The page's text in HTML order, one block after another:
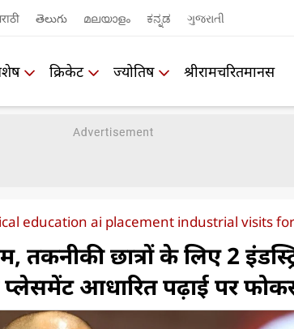
తెలుగు മലയാളം ಕನ್ನಡ ગુજરાતી
क्रिकेट ज्योतिष श्रीरामचरितमानस
education ai placement industrial visits
तकनीकी छात्रों के लिए 2
प्लेसमेंट आधारित पढ़ाई पर